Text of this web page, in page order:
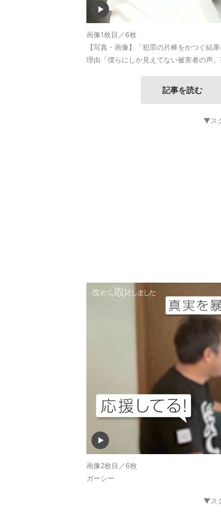
画像1枚目／6枚
【写真・画像】「犯罪の片棒をかつぐ結
理由「僕らにしか見えてない被害者の声
記事を読む
▼ス
画像2枚目／6枚
ガーシー
▼ス